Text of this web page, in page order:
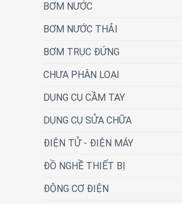
BƠM NƯỚC
BƠM NƯỚC THẢI
BƠM TRỤC ĐỨNG
CHƯA PHÂN LOẠI
DỤNG CỤ CẦM TAY
DỤNG CỤ SỬA CHỮA
ĐIỆN TỬ - ĐIỆN MÁY
ĐỒ NGHỀ THIẾT BỊ
ĐỘNG CƠ ĐIỆN